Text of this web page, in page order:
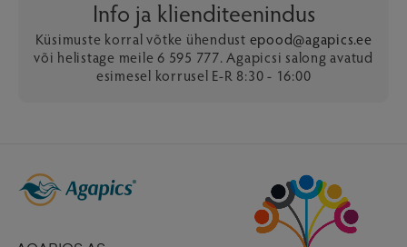
Info ja klienditeenindus
Küsimuste korral võtke ühendust epood@agapics.ee
või helistage meile 6 595 777. Agapicsi salong avatud
esimesel korrusel E-R 8:30 - 16:00